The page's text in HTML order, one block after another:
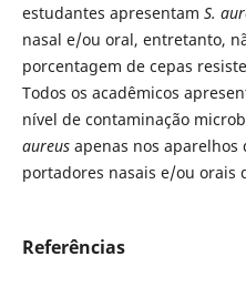
estudantes apresentam S.
nasal e/ou oral, entretanto,
porcentagem de cepas
Todos os acadêmicos
nível de contaminação
aureusapenas nos aparelhos
portadores nasais e/ou orais
Referências